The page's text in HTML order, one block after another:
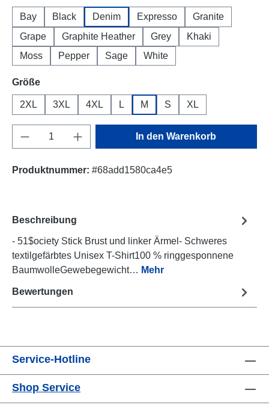
Bay Black Denim Expresso
Granite
Grape
Graphite Heather Grey
Khaki
Moss
Pepper Sage White
Größeauswählen
2XL 3XL 4XL L M S XL
Produkt Anzahl: Gib den gewünschten
In den Warenkorb
Produktnummer: #68add1580ca4e5
Beschreibung
- 51$ociety Stick Brust und linker Ärmel- Schweres
textilgefärbtes Unisex T-Shirt100 % ringgesponnene
BaumwolleGewebegewicht… Mehr
Bewertungen
Service-Hotline
Shop Service